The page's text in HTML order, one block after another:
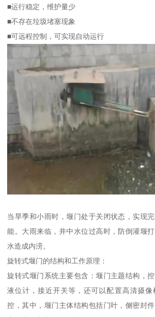
■运行稳定，维护量少
■不存在垃圾堵塞现象
■可远程控制，可实现自动运行
当旱季和小雨时，堰门处于关闭状态，实现
能。大雨来临，井中水位过高时，防倒灌堰
水造成内涝。
旋转式堰门的结构和工作原理：
旋转式堰门系统主要包含：堰门主题结构，
液位计，接近开关等，还可以配置高清摄像
控，其中，堰门主体结构包括门叶，侧密封